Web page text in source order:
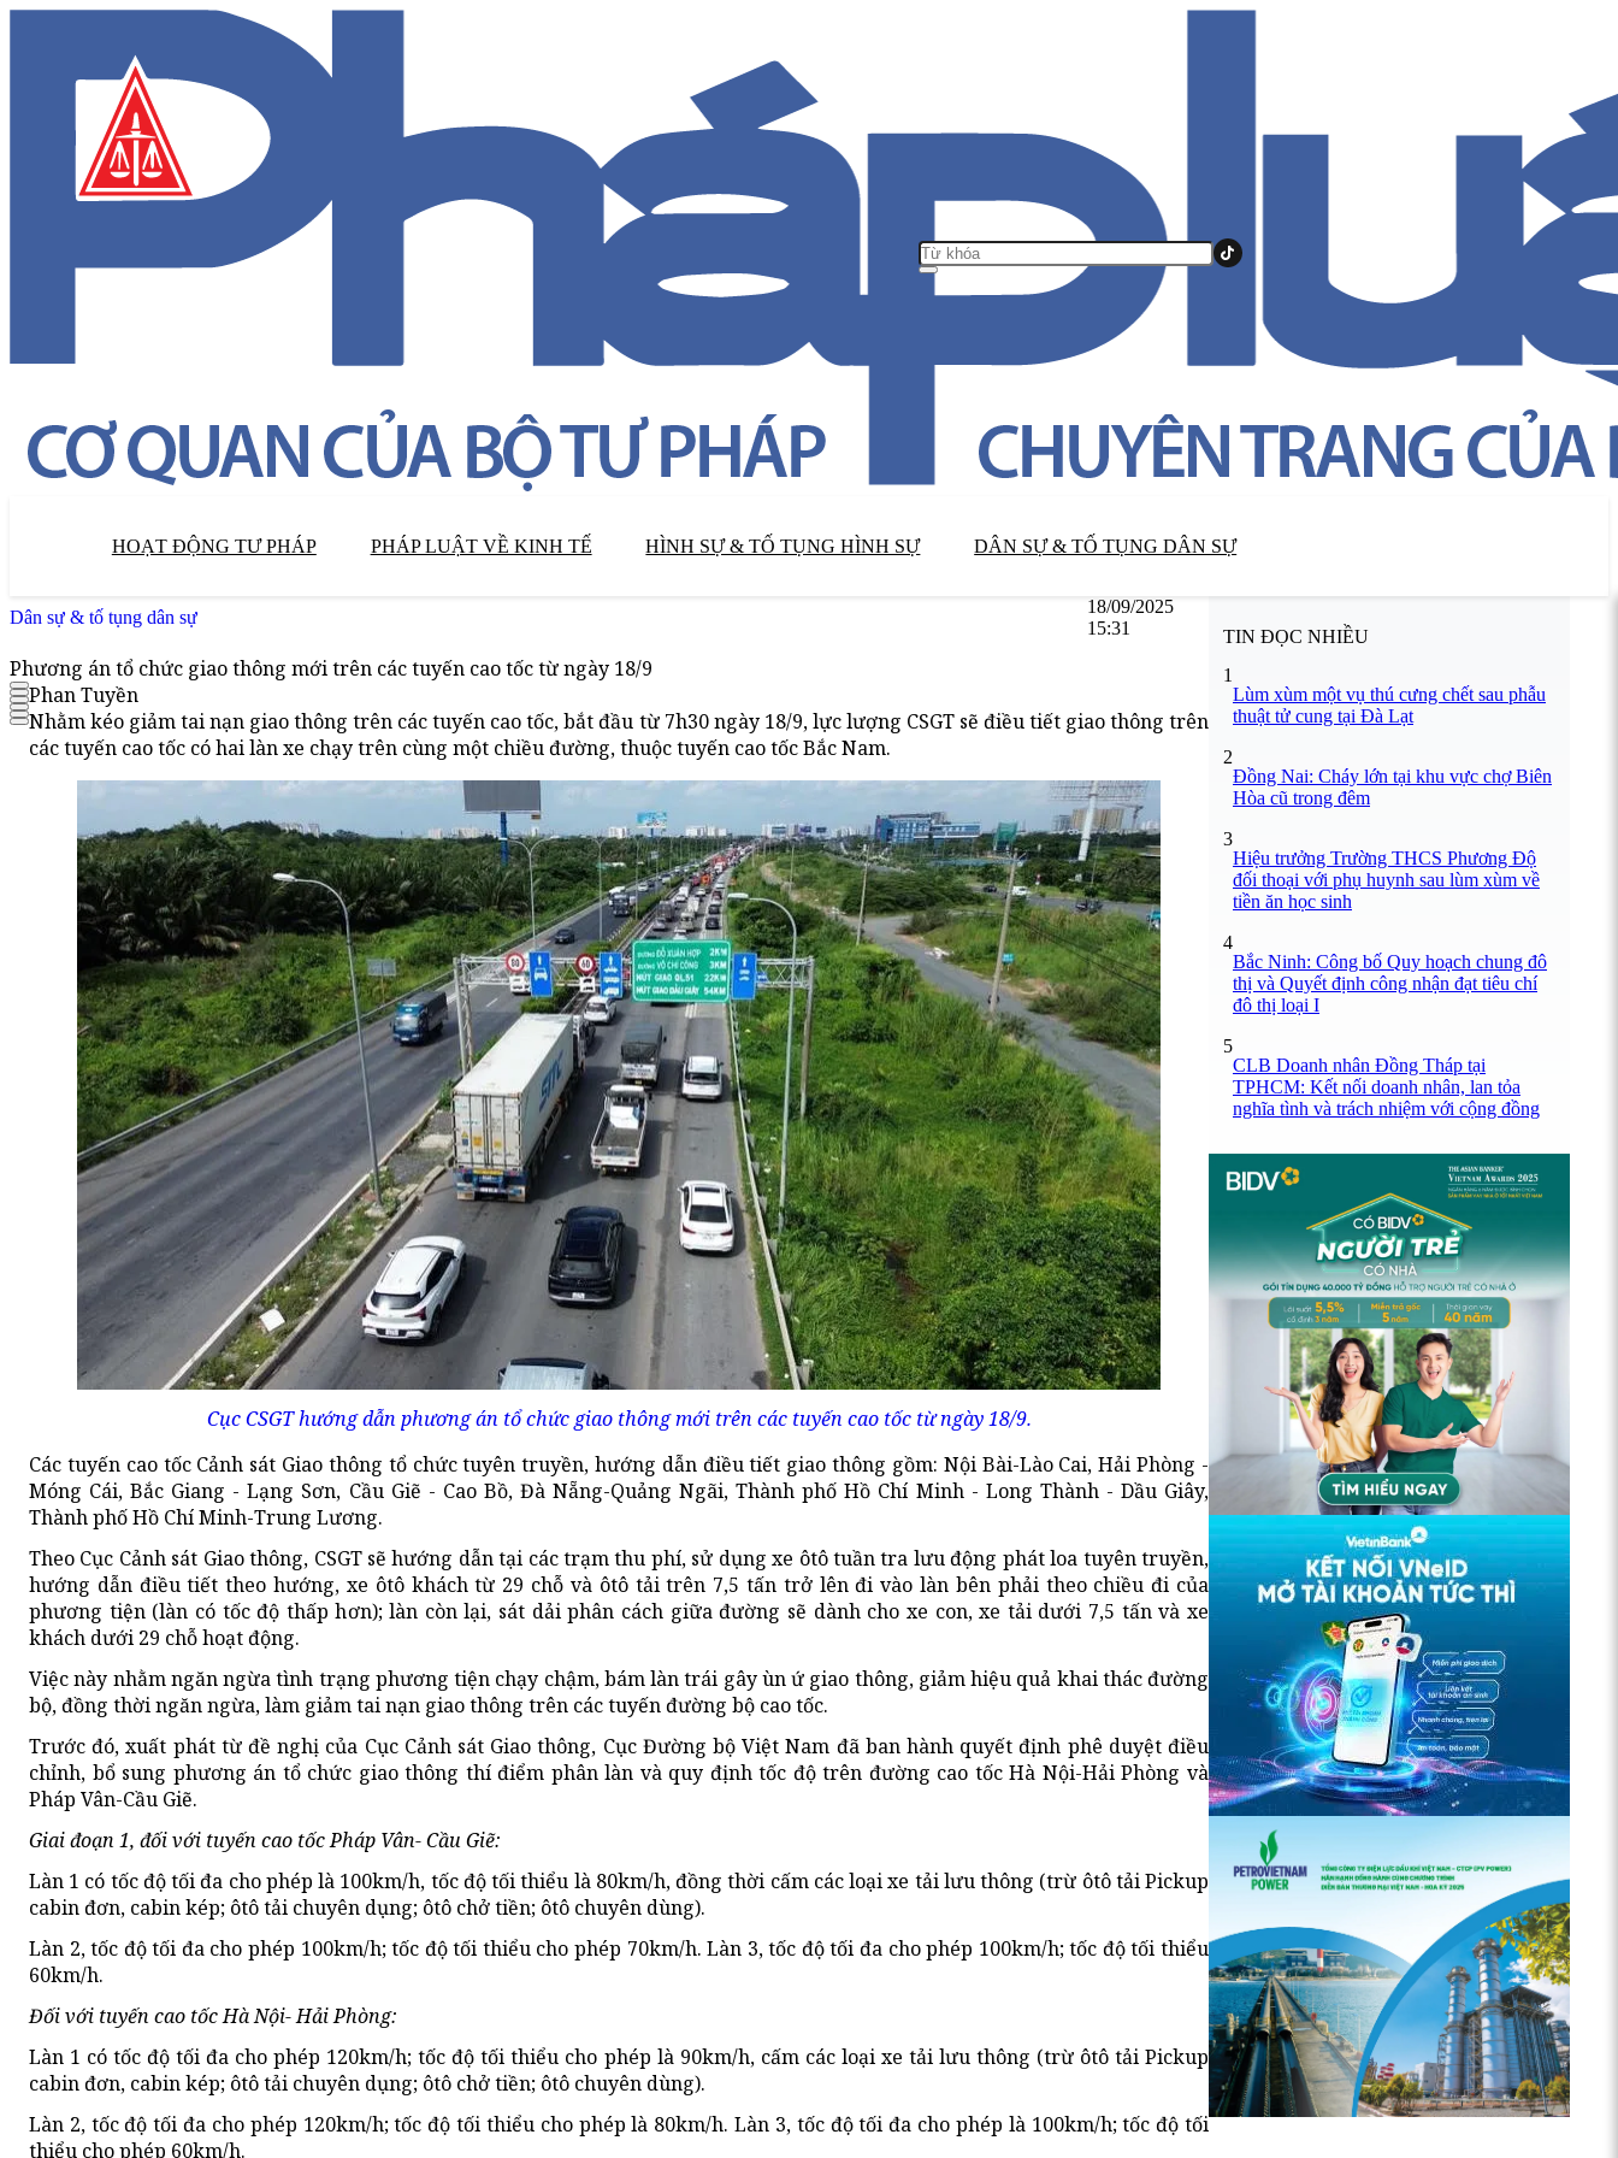
HOẠT ĐỘNG TƯ PHÁP PHÁP LUẬT VỀ KINH TẾ HÌNH SỰ & TỐ TỤNG HÌNH SỰ DÂN SỰ & TỐ TỤNG DÂN SỰ
Dân sự & tố tụng dân sự
18/09/2025
15:31
Phương án tổ chức giao thông mới trên các tuyến cao tốc từ ngày 18/9
Phan Tuyền
Nhằm kéo giảm tai nạn giao thông trên các tuyến cao tốc, bắt đầu từ 7h30 ngày 18/9, lực lượng CSGT sẽ điều tiết giao thông trên
các tuyến cao tốc có hai làn xe chạy trên cùng một chiều đường, thuộc tuyến cao tốc Bắc Nam.
Cục CSGT hướng dẫn phương án tổ chức giao thông mới trên các tuyến cao tốc từ ngày 18/9.
Các tuyến cao tốc Cảnh sát Giao thông tổ chức tuyên truyền, hướng dẫn điều tiết giao thông gồm: Nội Bài-Lào Cai, Hải Phòng -
Móng Cái, Bắc Giang - Lạng Sơn, Cầu Giẽ - Cao Bồ, Đà Nẵng-Quảng Ngãi, Thành phố Hồ Chí Minh - Long Thành - Dầu Giây,
Thành phố Hồ Chí Minh-Trung Lương.
Theo Cục Cảnh sát Giao thông, CSGT sẽ hướng dẫn tại các trạm thu phí, sử dụng xe ôtô tuần tra lưu động phát loa tuyên truyền,
hướng dẫn điều tiết theo hướng, xe ôtô khách từ 29 chỗ và ôtô tải trên 7,5 tấn trở lên đi vào làn bên phải theo chiều đi của
phương tiện (làn có tốc độ thấp hơn); làn còn lại, sát dải phân cách giữa đường sẽ dành cho xe con, xe tải dưới 7,5 tấn và xe
khách dưới 29 chỗ hoạt động.
Việc này nhằm ngăn ngừa tình trạng phương tiện chạy chậm, bám làn trái gây ùn ứ giao thông, giảm hiệu quả khai thác đường
bộ, đồng thời ngăn ngừa, làm giảm tai nạn giao thông trên các tuyến đường bộ cao tốc.
Trước đó, xuất phát từ đề nghị của Cục Cảnh sát Giao thông, Cục Đường bộ Việt Nam đã ban hành quyết định phê duyệt điều
chỉnh, bổ sung phương án tổ chức giao thông thí điểm phân làn và quy định tốc độ trên đường cao tốc Hà Nội-Hải Phòng và
Pháp Vân-Cầu Giẽ.
Giai đoạn 1, đối với tuyến cao tốc Pháp Vân- Cầu Giẽ:
Làn 1 có tốc độ tối đa cho phép là 100km/h, tốc độ tối thiểu là 80km/h, đồng thời cấm các loại xe tải lưu thông (trừ ôtô tải Pickup
cabin đơn, cabin kép; ôtô tải chuyên dụng; ôtô chở tiền; ôtô chuyên dùng).
Làn 2, tốc độ tối đa cho phép 100km/h; tốc độ tối thiểu cho phép 70km/h. Làn 3, tốc độ tối đa cho phép 100km/h; tốc độ tối thiểu
60km/h.
Đối với tuyến cao tốc Hà Nội- Hải Phòng:
Làn 1 có tốc độ tối đa cho phép 120km/h; tốc độ tối thiểu cho phép là 90km/h, cấm các loại xe tải lưu thông (trừ ôtô tải Pickup
cabin đơn, cabin kép; ôtô tải chuyên dụng; ôtô chở tiền; ôtô chuyên dùng).
Làn 2, tốc độ tối đa cho phép 120km/h; tốc độ tối thiểu cho phép là 80km/h. Làn 3, tốc độ tối đa cho phép là 100km/h; tốc độ tối
thiểu cho phép 60km/h.
TIN ĐỌC NHIỀU
1
Lùm xùm một vụ thú cưng chết sau phẫu
thuật tử cung tại Đà Lạt
2
Đồng Nai: Cháy lớn tại khu vực chợ Biên
Hòa cũ trong đêm
3
Hiệu trưởng Trường THCS Phương Độ
đối thoại với phụ huynh sau lùm xùm về
tiền ăn học sinh
4
Bắc Ninh: Công bố Quy hoạch chung đô
thị và Quyết định công nhận đạt tiêu chí
đô thị loại I
5
CLB Doanh nhân Đồng Tháp tại
TPHCM: Kết nối doanh nhân, lan tỏa
nghĩa tình và trách nhiệm với cộng đồng